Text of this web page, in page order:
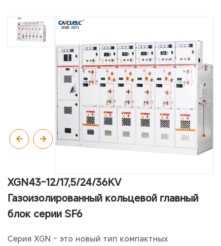
XGN43-12/17,5/24/36KV
Газоизолированный кольцевой главный
блок серии SF6
Серия XGN - это новый тип компактных